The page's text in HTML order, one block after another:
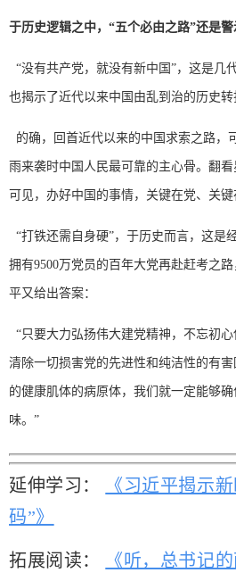
于历史逻辑之中，“五个必由之路”还是警
“没有共产党，就没有新中国”，这是几
也揭示了近代以来中国由乱到治的历史转
的确，回首近代以来的中国求索之路，
雨来袭时中国人民最可靠的主心骨。翻看
可见，办好中国的事情，关键在党、关键
“打铁还需自身硬”，于历史而言，这是
拥有9500万党员的百年大党再赴赶考之
平又给出答案：
“只要大力弘扬伟大建党精神，不忘初
清除一切损害党的先进性和纯洁性的有
的健康肌体的病原体，我们就一定能够
味。”
延伸学习：
《习近平揭示
码”》
拓展阅读： 《听，总书记